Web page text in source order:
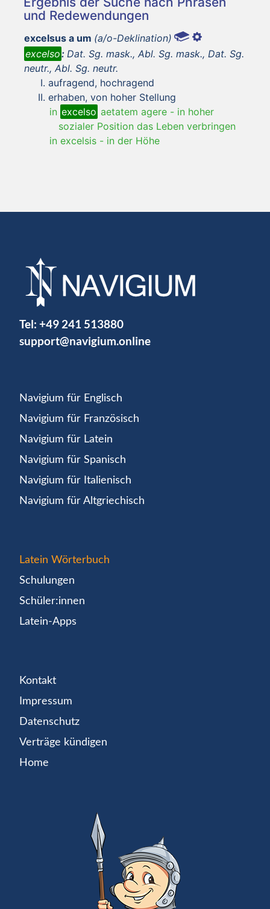
und Redewendungen
excelsus a um (a/o-Deklination)
excelso: Dat. Sg. mask., Abl. Sg. mask., Dat. Sg.
neutr., Abl. Sg. neutr.
aufragend, hochragend
erhaben, von hoher Stellung
in excelso aetatem agere - in hoher
sozialer Position das Leben verbringen
in excelsis - in der Höhe
Tel: +49 241 513880
support@navigium.online
Navigium für Englisch
Navigium für Französisch
Navigium für Latein
Navigium für Spanisch
Navigium für Italienisch
Navigium für Altgriechisch
Latein Wörterbuch
Schulungen
Schüler:innen
Latein-Apps
Kontakt
Impressum
Datenschutz
Verträge kündigen
Home